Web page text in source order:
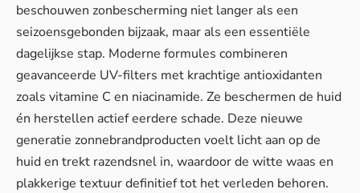
beschouwen zonbescherming niet langer als een
seizoensgebonden bijzaak, maar als een essentiële
dagelijkse stap. Moderne formules combineren
geavanceerde UV-filters met krachtige antioxidanten
zoals vitamine C en niacinamide. Ze beschermen de huid
én herstellen actief eerdere schade. Deze nieuwe
generatie zonnebrandproducten voelt licht aan op de
huid en trekt razendsnel in, waardoor de witte waas en
plakkerige textuur definitief tot het verleden behoren.